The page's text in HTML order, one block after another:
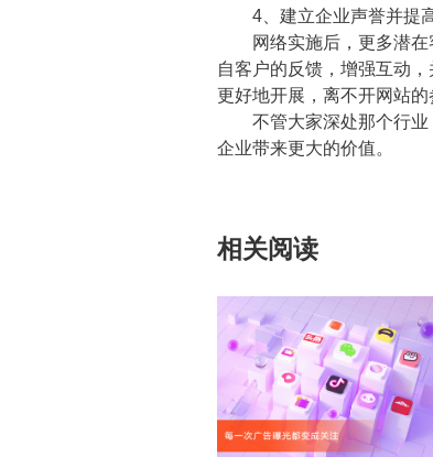
4、建立企业声誉并提
网络实施后，更多潜在
自客户的反馈，增强互动
更好地开展，离不开网站的
不管大家深处那个行业
企业带来更大的价值。
相关阅读